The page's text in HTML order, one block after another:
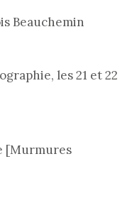
Beauchemin
les 21 et 22
[Murmures